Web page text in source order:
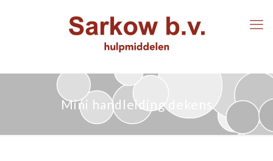
Mini handleiding dekens